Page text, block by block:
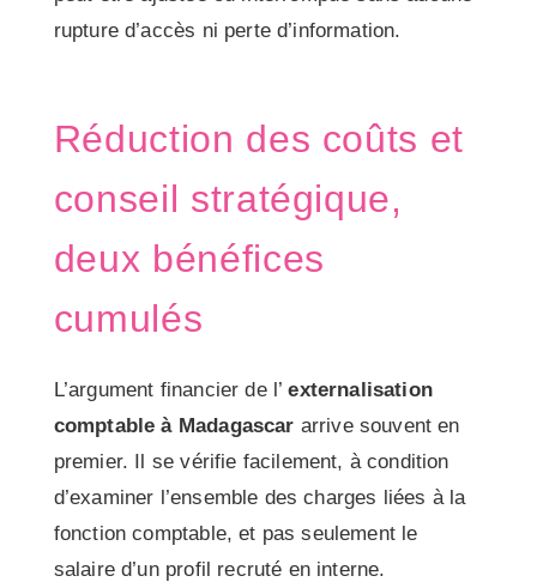
rupture d’accès ni perte d’information.
Réduction des coûts et
conseil stratégique,
deux bénéfices
cumulés
L’argument financier de l’externalisation
comptable à Madagascar arrive souvent en
premier. Il se vérifie facilement, à condition
d’examiner l’ensemble des charges liées à la
fonction comptable, et pas seulement le
salaire d’un profil recruté en interne.